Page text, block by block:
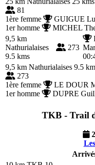
81
1ère femme
GUIGUE
1er homme
MICHEL
9,5 km
Nathurialaises
9.5 kms
273
9,5 km Nathurialaises 9.5
273
1ère femme
LE DOUR
1er homme
DUPRE
TKB - Trail